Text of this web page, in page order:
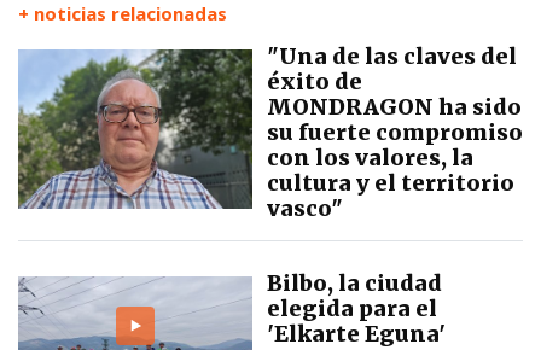
+ noticias relacionadas
"Una de las claves del
éxito de
MONDRAGON ha sido
su fuerte compromiso
con los valores, la
cultura y el territorio
vasco"
Bilbo, la ciudad
elegida para el
'Elkarte Eguna'